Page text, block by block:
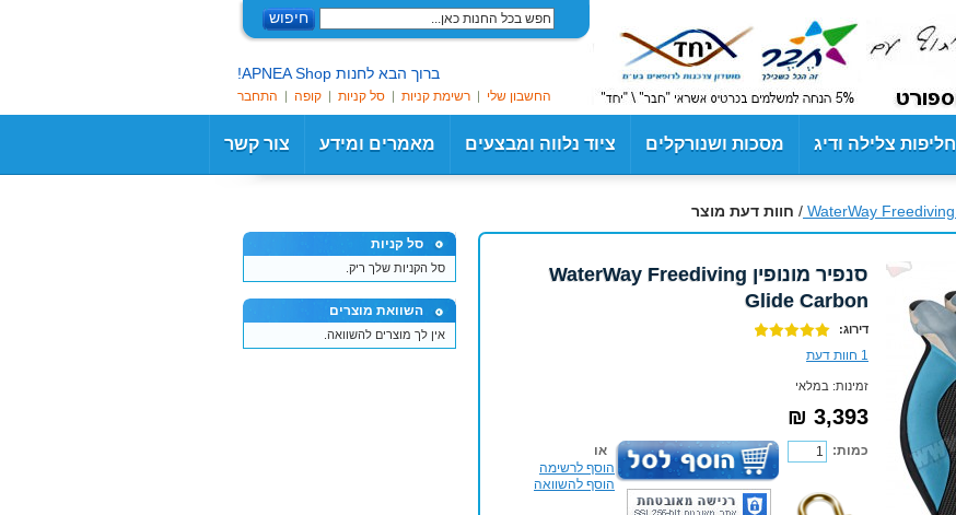
חיפוש
ברוך הבא לחנות APNEA Shop!
החשבון שלי רשימת קניות סל קניות קופה התחבר
חליפות צלילה ודיג מסכות ושנורקלים ציוד נלווה ומבצעים מאמרים ומידע צור קשר
/ חוות דעת מוצר
סנפיר מונופין WaterWay Freediving
Glide Carbon
דירוג:
1 חוות דעת
זמינות: במלאי
3,393 ₪
כמות:
או
הוסף לרשימה
הוסף להשוואה
סל קניות
סל הקניות שלך ריק.
השוואת מוצרים
אין לך מוצרים להשוואה.